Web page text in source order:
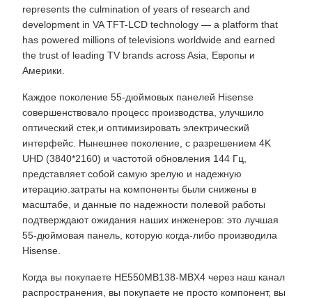
represents the culmination of years of research and
development in VA TFT-LCD technology — a platform that
has powered millions of televisions worldwide and earned
the trust of leading TV brands across Asia, Европы и
Америки.
Каждое поколение 55-дюймовых панелей Hisense
совершенствовало процесс производства, улучшило
оптический стек,и оптимизировать электрический
интерфейс. Нынешнее поколение, с разрешением 4K
UHD (3840*2160) и частотой обновления 144 Гц,
представляет собой самую зрелую и надежную
итерацию.затраты на компоненты были снижены в
масштабе, и данные по надежности полевой работы
подтверждают ожидания наших инженеров: это лучшая
55-дюймовая панель, которую когда-либо производила
Hisense.
Когда вы покупаете HE550MB138-MBX4 через наш канал
распространения, вы покупаете не просто компонент, вы